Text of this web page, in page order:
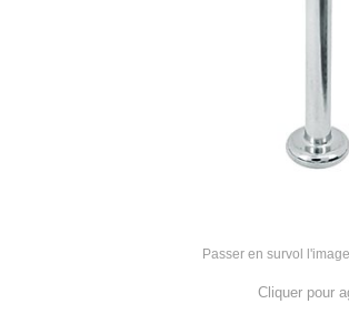
Passer en survol
Cliquer pour